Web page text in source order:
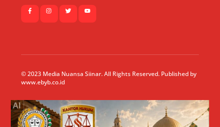
© 2023 Media Nuansa Siinar. All Rights Reserved. Published by
www.ebyb.co.id